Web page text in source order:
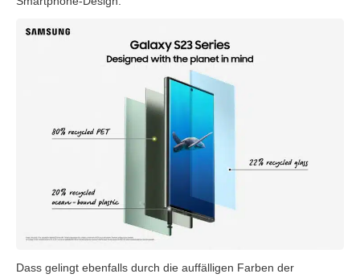
Dass gelingt ebenfalls durch die auffälligen Farben der